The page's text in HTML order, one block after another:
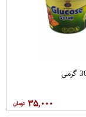
۳۵,۰۰۰